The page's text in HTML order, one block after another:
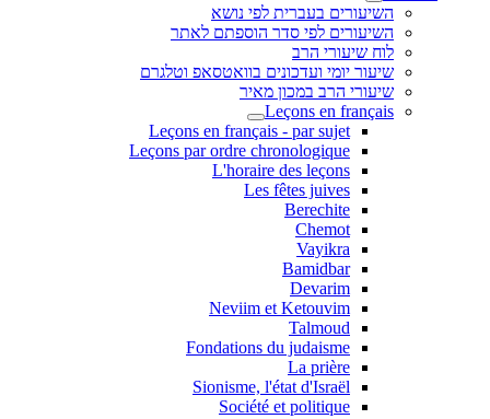
השיעורים בעברית לפי נושא
השיעורים לפי סדר הוספתם לאתר
לוח שיעורי הרב
שיעור יומי ועדכונים בוואטסאפ וטלגרם
שיעורי הרב במכון מאיר
Leçons en français
Leçons en français - par sujet
Leçons par ordre chronologique
L'horaire des leçons
Les fêtes juives
Berechite
Chemot
Vayikra
Bamidbar
Devarim
Neviim et Ketouvim
Talmoud
Fondations du judaisme
La prière
Sionisme, l'état d'Israël
Société et politique